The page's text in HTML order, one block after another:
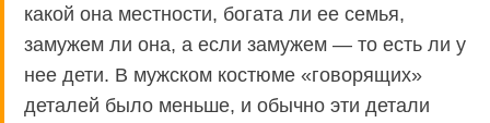
какой она местности, богата ли ее семья,
замужем ли она, а если замужем — то есть ли у
нее дети. В мужском костюме «говорящих»
деталей было меньше, и обычно эти детали